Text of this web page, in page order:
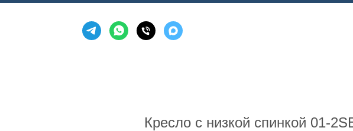
Кресло с низкой спинкой 01-